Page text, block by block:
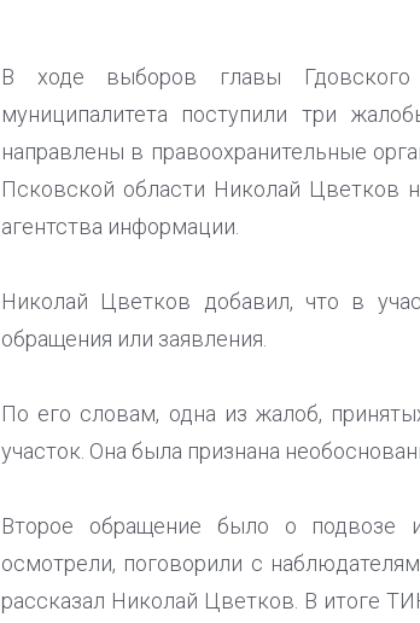
В ходе выборов главы Гдовского
муниципалитета поступили три
направлены в правоохранительные
Псковской области Николай Цветков
агентства информации.
Николай Цветков добавил, что в
обращения или заявления.
По его словам, одна из жалоб,
участок. Она была признана
Второе обращение было о подвозе
осмотрели, поговорили с
рассказал Николай Цветков. В итоге